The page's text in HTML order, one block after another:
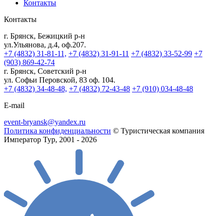
Контакты
Контакты
г. Брянск, Бежицкий р-н
ул.Ульянова, д.4, оф.207.
+7 (4832) 31-81-11, +7 (4832) 31-91-11 +7 (4832) 33-52-99 +7
(903) 869-42-74
г. Брянск, Советский р-н
ул. Софьи Перовской, 83 оф. 104.
+7 (4832) 34-48-48, +7 (4832) 72-43-48 +7 (910) 034-48-48
E-mail
event-bryansk@yandex.ru
Политика конфиденциальности © Туристическая компания
Император Тур, 2001 - 2026